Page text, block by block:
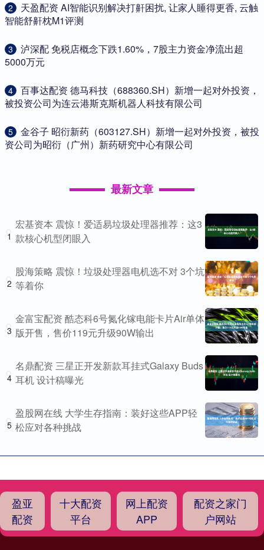
2
​天盈配资 AI智能识别解决打鼾困扰, 让家人睡得更香, 云触
智能舒鼾枕M1评测
3
​泸深配 免税店概念下跌1.60%，7股主力资金净流出超
5000万元
4
​百事达配资 德马科技（688360.SH）新增一起对外投资，
被投资公司为连云港斯克斯机器人科技有限公司
5
​金谷子 昭衍新药（603127.SH）新增一起对外投资，被投
资公司为昭衍（广州）新药研究中心有限公司
最新文章
1
宏基资本 震惊！爱适易垃圾处理器推荐：这3
款核心机型闭眼入
2
股海策略 震惊！垃圾处理器电机选不对 3个坑
等着你
3
金富宝配资 酷态科6号氮化镓电能卡片Air单体
版开售，售价119元升级90W输出
4
名鼎配资 三星正开发新款耳挂式Galaxy Buds
耳机 设计稿曝光
5
盈股网在线 大学生存指南：装好这些APP轻
松应对各种挑战
盈亚
配资
十大配资
平台
网上配资
APP
配资之家门
户网站